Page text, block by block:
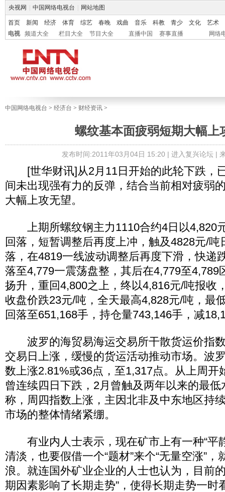
央视网 中国网络电视台 网站地图
首页 新闻 经济 体育 综艺 春晚 戏曲 音乐 科教 青少 文化
艺术
电视
频道大全 栏目大全 节目大全 直播中国 赛事直播 网络
中国网络电视台 > 经济台 > 财经资讯 >
螺纹基本面疲弱短期大幅上
发布时间:2011年03月04日 15:20 | 进入复兴论坛|
[世华财讯]从2月11日开始的此轮下跌，
间未出现强有力的反弹，结合当前相对疲弱
大幅上攻无望。
上期所螺纹钢主力1110合约4日以4,820
回落，短暂调整后再度上冲，触及4828元/吨
落，在4819一线波动调整后再度下滑，快递
落至4,779一震荡盘整，其后在4,779至4,789
扬升，重回4,800之上，终以4,816元/吨报收
收盘价跌23元/吨，全天最高4,828元/吨，最
回落至651,168手，持仓量743,146手，减
波罗的海贸易海运交易所干散货运价指
交易日上涨，缓慢的货运活动推动市场。波
数上涨2.81%或36点，至1,317点。从上周开
曾连续四日下跌，2月曾触及两年以来的最
称，周四指数上涨，主因北非及中东地区持
市场的整体情绪紧绷。
有业内人士表示，现在矿市上有一种“平
清淡，也要假借一个“题材”来个“无量空涨”
浪。就连国外矿业企业的人士也认为，目前
期因素影响了长期走势”，使得长期走势一时